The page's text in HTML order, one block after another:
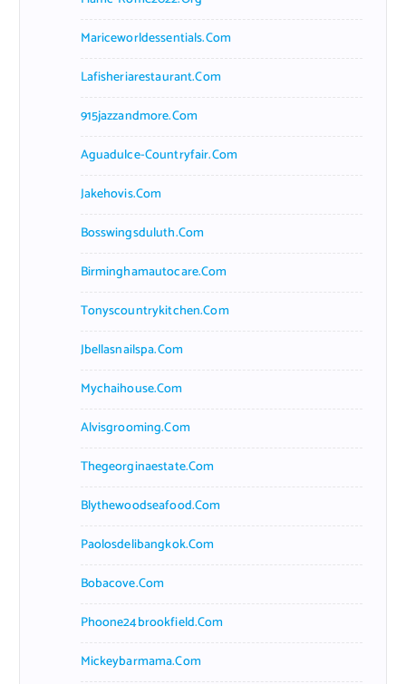
Mariceworldessentials.com
Lafisheriarestaurant.com
915jazzandmore.com
Aguadulce-Countryfair.com
Jakehovis.com
Bosswingsduluth.com
Birminghamautocare.com
Tonyscountrykitchen.com
Jbellasnailspa.com
Mychaihouse.com
Alvisgrooming.com
Thegeorginaestate.com
Blythewoodseafood.com
Paolosdelibangkok.com
Bobacove.com
Phoone24brookfield.com
Mickeybarmama.com